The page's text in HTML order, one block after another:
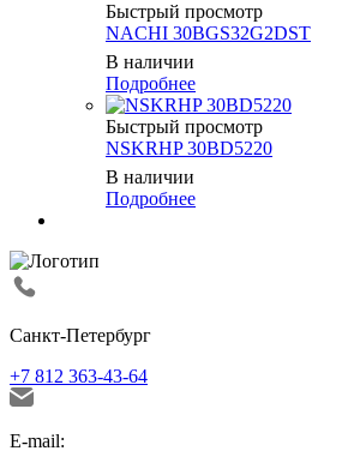
Быстрый просмотр
NACHI 30BGS32G2DST
В наличии
Подробнее
Быстрый просмотр
NSKRHP 30BD5220
В наличии
Подробнее
Санкт-Петербург
+7 812 363-43-64
E-mail: